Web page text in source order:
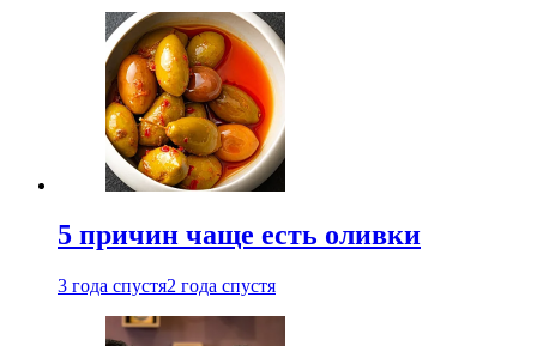
5 причин чаще есть оливки
3 года спустя2 года спустя